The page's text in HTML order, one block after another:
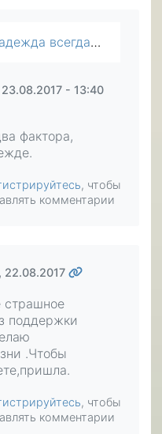
всегда живёт в каждом человеке. Просто нужно верить!
23.08.2017 - 13:40
фактора,
, чтобы
комментарии
, 22.08.2017
поддержки
.Чтобы
, чтобы
комментарии